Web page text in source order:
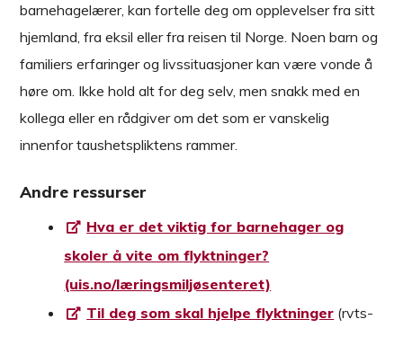
barnehagelærer, kan fortelle deg om opplevelser fra sitt
hjemland, fra eksil eller fra reisen til Norge. Noen barn og
familiers erfaringer og livssituasjoner kan være vonde å
høre om. Ikke hold alt for deg selv, men snakk med en
kollega eller en rådgiver om det som er vanskelig
innenfor taushetspliktens rammer.
Andre ressurser
Hva er det viktig for barnehager og
skoler å vite om flyktninger?
(uis.no/læringsmiljøsenteret)
Til deg som skal hjelpe flyktninger (rvts-